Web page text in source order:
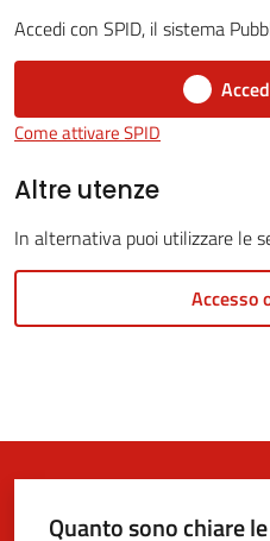
5x1000
Servizi
line
Tutti
Accedi con SPID, il sistema
Come attivare SPID
Altre utenze
In alternativa puoi utilizzare le
Accesso
Quanto sono chiare